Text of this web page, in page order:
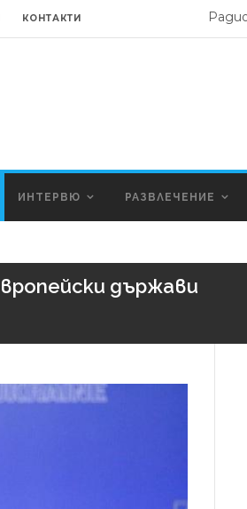
КОНТАКТИ
ИНТЕРВЮ РАЗВЛЕЧЕНИЕ
държави